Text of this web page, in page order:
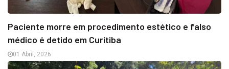
Paciente morre em procedimento estético e falso
médico é detido em Curitiba
01 Abril, 2026